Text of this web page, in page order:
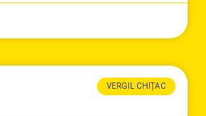
VERGIL CHIȚAC